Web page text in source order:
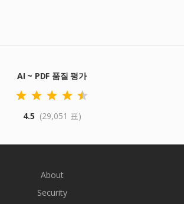
AI ~ PDF 품질 평가
4.5 (29,051 표)
About
Security